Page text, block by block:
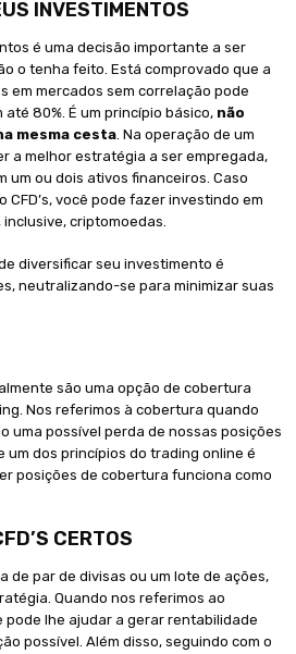
INVESTIMENTOS
é uma decisão importante a ser
o tenha feito. Está comprovado que a
em mercados sem correlação pode
80%. É um princípio básico, não
mesma cesta . Na operação de um
a melhor estratégia a ser empregada,
um ou dois ativos financeiros. Caso
você pode fazer investindo em
criptomoedas.
diversificar seu investimento é
neutralizando-se para minimizar suas
são uma opção de cobertura
Nos referimos à cobertura quando
uma possível perda de nossas posições
um dos princípios do trading online é
posições de cobertura funciona como
CERTOS
de par de divisas ou um lote de ações,
Quando nos referimos ao
pode lhe ajudar a gerar rentabilidade
possível. Além disso, seguindo com o